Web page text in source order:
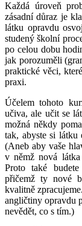
Každá úroveň
zásadní důraz je
látku opravdu
studený školní
po celou dobu
jak porozuměli
praktické věci,
praxi.
Účelem tohoto
učiva, ale učit se
možná někdy
tak, abyste si látku
(Aneb aby vaše
v němž nová
Proto také
přičemž ty nové
kvalitně
angličtiny opravdu
nevědět, co s tím.)